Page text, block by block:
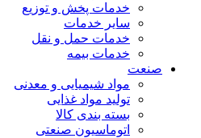
خدمات پخش و توزیع
سایر خدمات
خدمات حمل و نقل
خدمات بیمه
صنعت
مواد شیمیایی و معدنی
تولید مواد غذایی
بسته بندی کالا
اتوماسیون صنعتی